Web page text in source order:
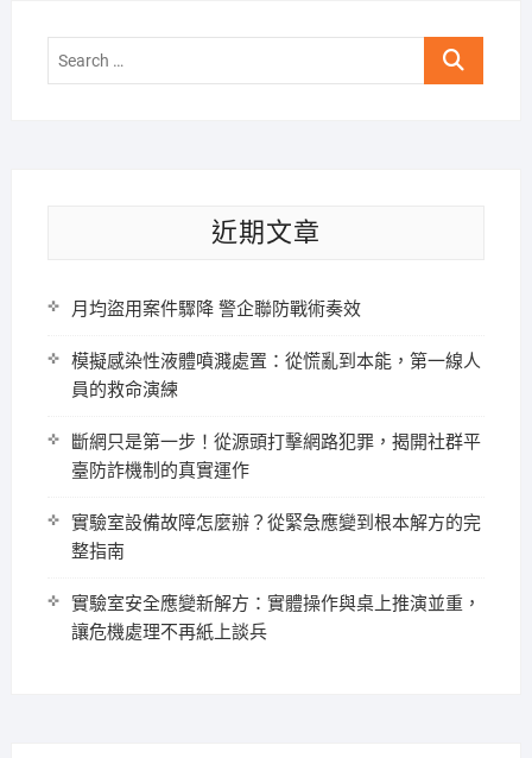
Search
近期文章
月均盜用案件驟降 警企聯防戰術奏效
模擬感染性液體噴濺處置：從慌亂到本能，第一線人
員的救命演練
斷網只是第一步！從源頭打擊網路犯罪，揭開社群平
臺防詐機制的真實運作
實驗室設備故障怎麼辦？從緊急應變到根本解方的完
整指南
實驗室安全應變新解方：實體操作與桌上推演並重，
讓危機處理不再紙上談兵